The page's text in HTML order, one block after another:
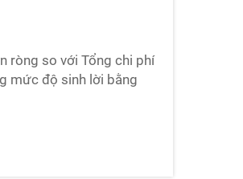
ròng so với Tổng chi phí
mức độ sinh lời bằng
thống đóng gói tự